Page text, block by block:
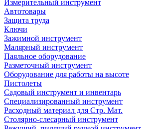
Измерительный инструмент
Автотовары
Защита труда
Ключи
Зажимной инструмент
Малярный инструмент
Паяльное оборудование
Разметочный инструмент
Оборудование для работы на высоте
Пистолеты
Садовый инструмент и инвентарь
Специализированный инструмент
Расходный материал для Стр. Мат.
Столярно-слесарный инструмент